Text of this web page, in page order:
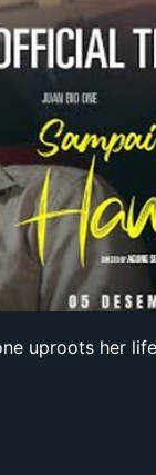
uproots her